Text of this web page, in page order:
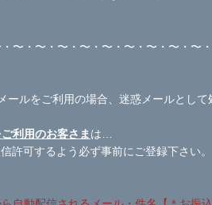
〜・〜・〜・〜・〜・〜・〜・〜・〜
ールをご利用の場合、迷惑メールとし
利用のお客さま は…
許可するよう必ず事前にご登録下さい。